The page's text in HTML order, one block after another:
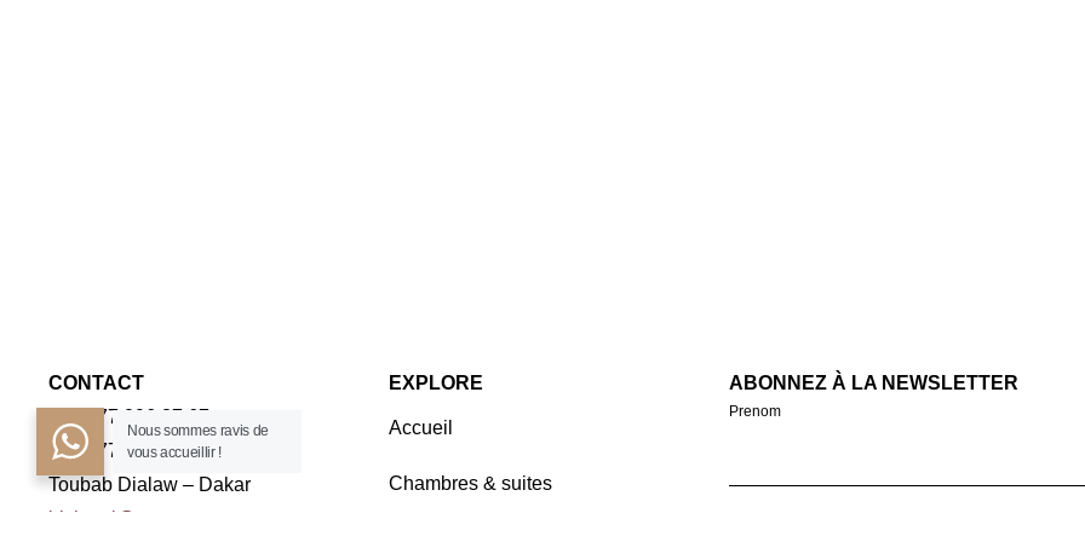
CONTACT
+221 77 096 37 67
+221 77 163 45 45
Toubab Dialaw – Dakar
irishotel@orange.sn
EXPLORE
Accueil
Chambres & suites
ABONNEZ À LA NEWSLETTER
Prenom
Nous sommes ravis de
vous accueillir !